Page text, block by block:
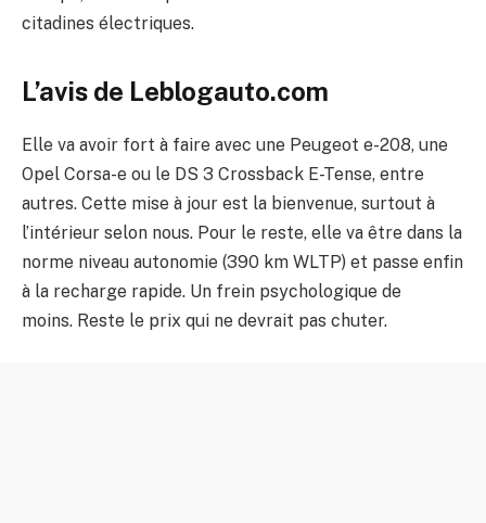
citadines électriques.
L’avis de Leblogauto.com
Elle va avoir fort à faire avec une Peugeot e-208, une
Opel Corsa-e ou le DS 3 Crossback E-Tense, entre
autres. Cette mise à jour est la bienvenue, surtout à
l’intérieur selon nous. Pour le reste, elle va être dans la
norme niveau autonomie (390 km WLTP) et passe enfin
à la recharge rapide. Un frein psychologique de
moins. Reste le prix qui ne devrait pas chuter.